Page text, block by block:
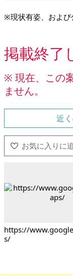
※現状有姿、および
掲載終了
※ 現在、この
ません。
近
https://
s/